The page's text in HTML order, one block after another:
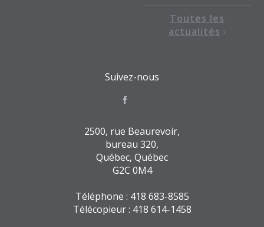
Toutes les
actualités
Suivez-nous
2500, rue Beaurevoir,
bureau 320,
Québec, Québec
G2C 0M4
Téléphone : 418 683-8585
Télécopieur : 418 614-1458